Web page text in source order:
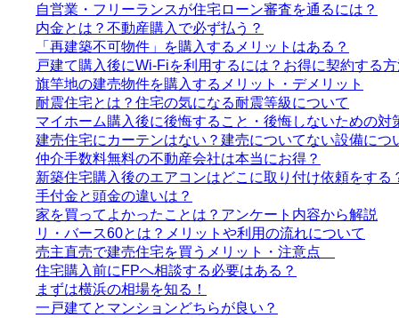
自営業・フリーランスが住宅ローン審査を通るには？
内金とは？不動産購入で必ず払う？
「再建築不可物件」を購入するメリットはある？
戸建て購入後にWi-Fiを利用するには？お得に契約する
旗竿地の建売物件を購入するメリット・デメリット
耐震住宅とは？住宅の気になる耐震等級について
マイホーム購入後に後悔すること・後悔しないための対
建売住宅にカーテンはない？建売についてない設備につ
仲介手数料無料の不動産会社は本当にお得？
新築住宅購入後のエアコンはどこに取り付け依頼をする
手付金と頭金の違いは？
家を買ってよかったことは？アンケート内容から解説
リ・バース60とは？メリットや利用の流れについて
売主直売で建売住宅を買うメリット・注意点
住宅購入前にFPへ相談する必要はある？
まずは横浜の相場を知る！
一戸建てとマンションどちらが良い？